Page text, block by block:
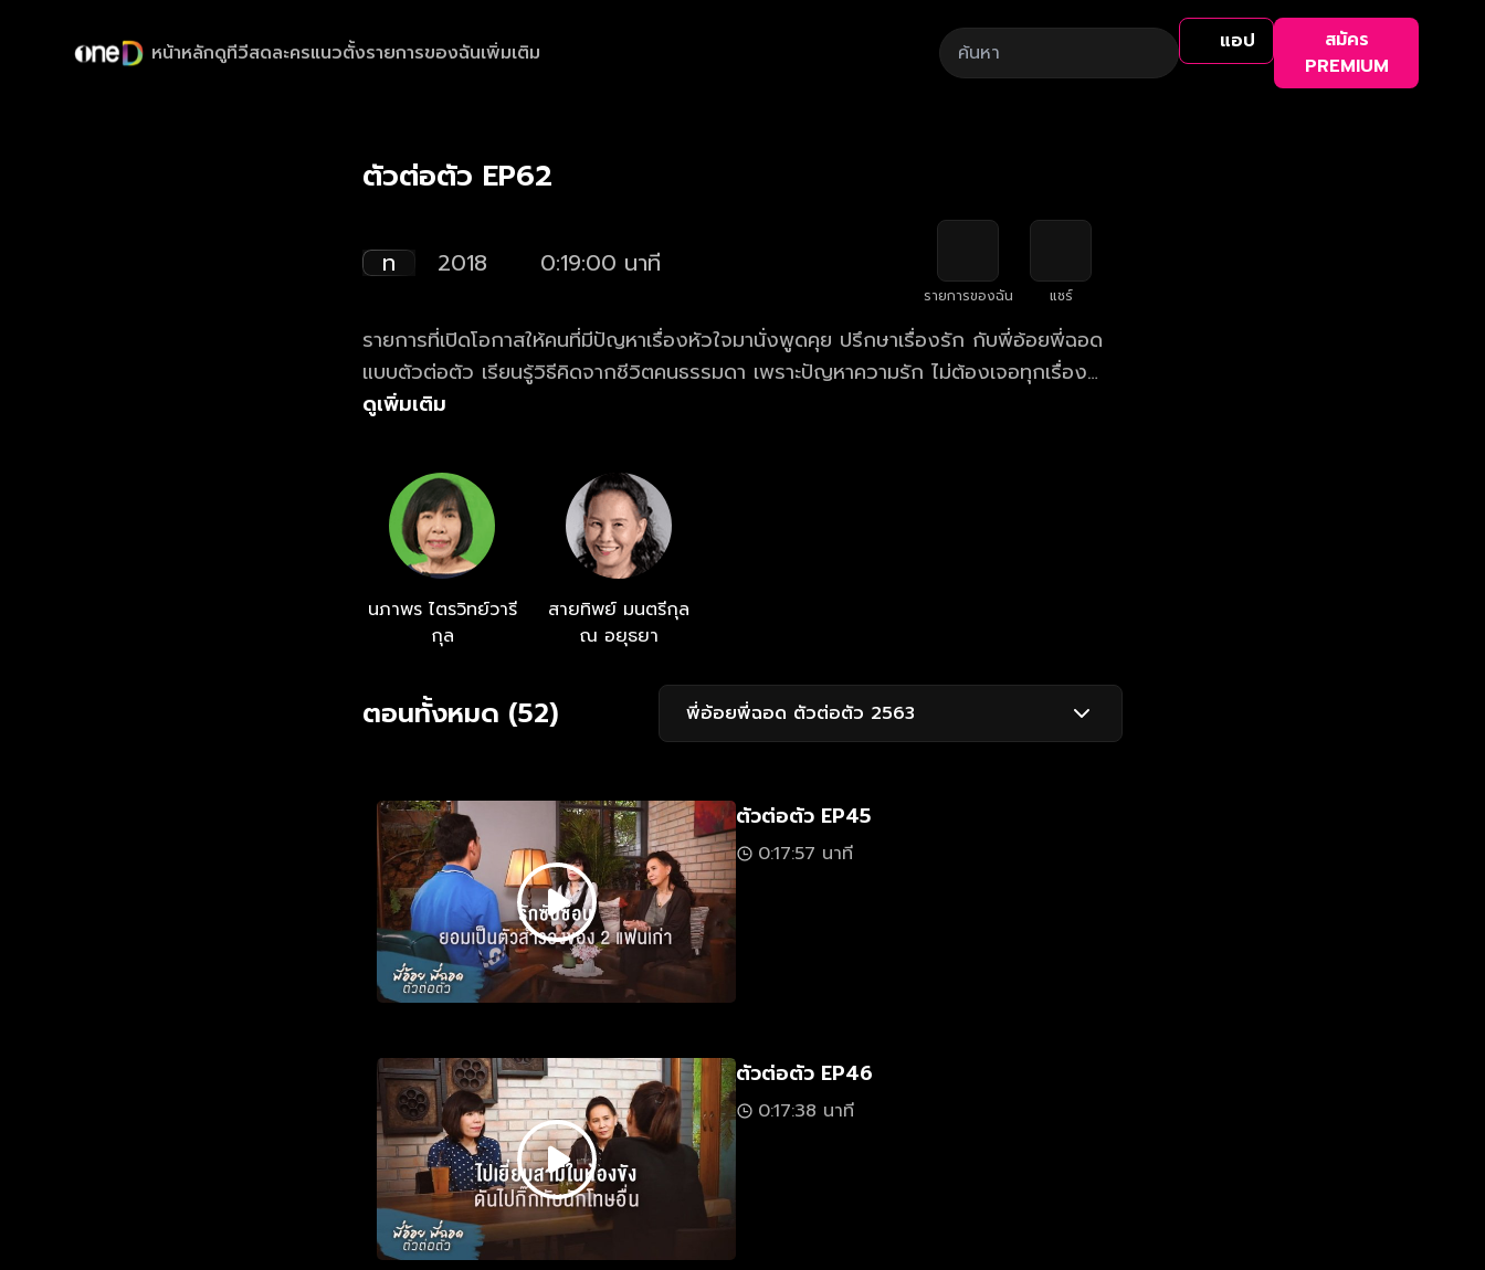
หน้าหลักดูทีวีสดละครแนวตั้งรายการของฉันเพิ่มเติม แอป
สมัคร
PREMIUM
ตัวต่อตัว EP62
ท 2018 0:19:00 นาที
รายการของฉัน แชร์
รายการที่เปิดโอกาสให้คนที่มีปัญหาเรื่องหัวใจมานั่งพูดคุย ปรึกษาเรื่องรัก กับพี่อ้อยพี่ฉอด
แบบตัวต่อตัว เรียนรู้วิธีคิดจากชีวิตคนธรรมดา เพราะปัญหาความรัก ไม่ต้องเจอทุกเรื่อง
ด้วยตัวเอง แค่รับฟังเรื่องของคนอื่น ก็ทำให้เรารู้ว่า เราควรจัดการกับปัญหาความรัก
ดูเพิ่มเติม
นภาพร ไตรวิทย์วารี
กุล
สายทิพย์ มนตรีกุล
ณ อยุธยา
ตอนทั้งหมด (52) พี่อ้อยพี่ฉอด ตัวต่อตัว 2563
ตัวต่อตัว EP45
0:17:57 นาที
ตัวต่อตัว EP46
0:17:38 นาที